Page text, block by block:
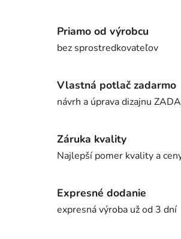
Priamo od výrobcu
bez sprostredkovateľov
Vlastná potlač zadarmo
návrh a úprava dizajnu
Záruka kvality
Najlepší pomer kvality a
Expresné dodanie
expresná výroba už od 3 dní